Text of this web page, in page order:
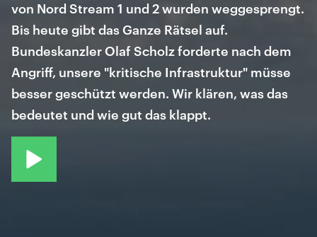
von Nord Stream 1 und 2 wurden weggesprengt.
Bis heute gibt das Ganze Rätsel auf.
Bundeskanzler Olaf Scholz forderte nach dem
Angriff, unsere "kritische Infrastruktur" müsse
besser geschützt werden. Wir klären, was das
bedeutet und wie gut das klappt.